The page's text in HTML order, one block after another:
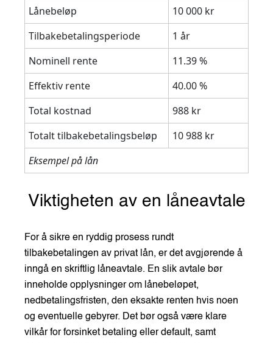
Lånebeløp
10 000 kr
Tilbakebetalingsperiode
1 år
Nominell rente
11.39 %
Effektiv rente
40.00 %
Total kostnad
988 kr
Totalt tilbakebetalingsbeløp
10 988 kr
Eksempel på lån
Viktigheten av en låneavtale
For å sikre en ryddig prosess rundt
tilbakebetalingen av privat lån, er det avgjørende å
inngå en skriftlig låneavtale. En slik avtale bør
inneholde opplysninger om lånebeløpet,
nedbetalingsfristen, den eksakte renten hvis noen
og eventuelle gebyrer. Det bør også være klare
vilkår for forsinket betaling eller default, samt